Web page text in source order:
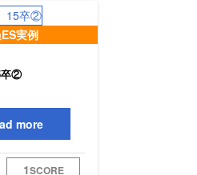
実例
卒②
more
1SCORE